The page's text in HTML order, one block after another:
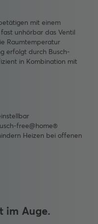
mit einem
unhörbar das Ventil
Raumtemperatur
erfolgt durch Busch-
in Kombination mit
free@home®
Heizen bei offenen
im Auge.